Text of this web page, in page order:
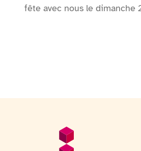
fête avec nous le dimanche
des entrées.Des zones
mis à disposition.Une
Pied de page
Informations générales